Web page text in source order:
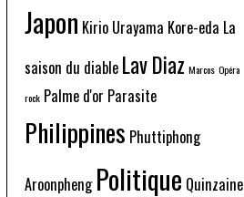
Japon Kirio Urayama Kore-eda La
saison du diable Lav Diaz Marcos Opéra
rock Palme d'or Parasite
Philippines Phuttiphong
Aroonpheng Politique Quinzaine